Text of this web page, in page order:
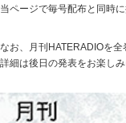
当ページで毎号配布と同時
なお、月刊HATERADIOを
詳細は後日の発表をお楽しみ